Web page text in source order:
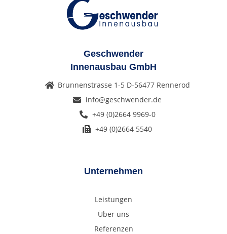
Geschwender
Innenausbau GmbH
Brunnenstrasse 1-5 D-56477 Rennerod
info@geschwender.de
+49 (0)2664 9969-0
+49 (0)2664 5540
Unternehmen
Leistungen
Über uns
Referenzen